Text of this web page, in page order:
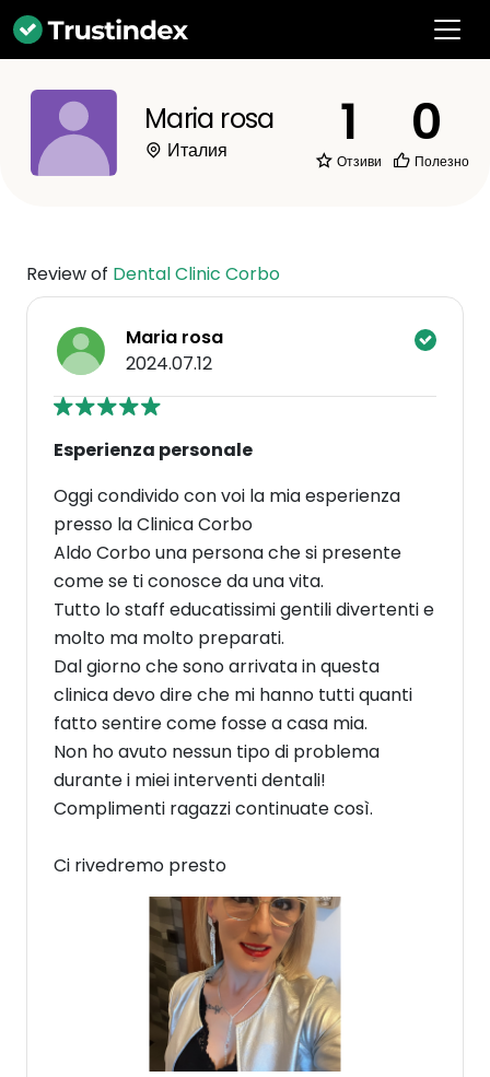
Maria rosa
Италия 1
Отзиви
0
Полезно
Review of Dental Clinic Corbo
Maria rosa
2024.07.12
Esperienza personale
Oggi condivido con voi la mia esperienza
presso la Clinica Corbo
Aldo Corbo una persona che si presente
come se ti conosce da una vita.
Tutto lo staff educatissimi gentili divertenti e
molto ma molto preparati.
Dal giorno che sono arrivata in questa
clinica devo dire che mi hanno tutti quanti
fatto sentire come fosse a casa mia.
Non ho avuto nessun tipo di problema
durante i miei interventi dentali!
Complimenti ragazzi continuate così.
Ci rivedremo presto